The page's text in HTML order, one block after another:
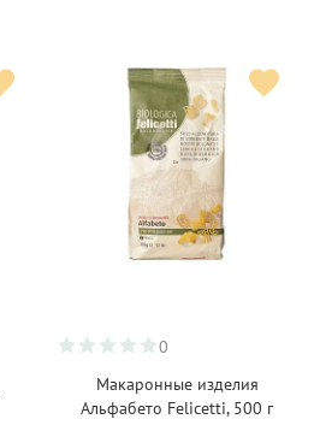
0
Макаронные изделия
Альфабето Felicetti, 500 г